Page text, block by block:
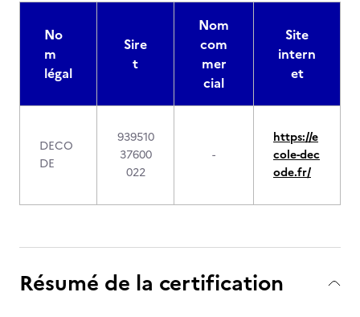
No
m
légal
Sire
t
Nom
com
mer
cial
Site
intern
et
DECO
DE
939510
37600
022
-
https://e
cole-dec
ode.fr/
Résumé de la certification